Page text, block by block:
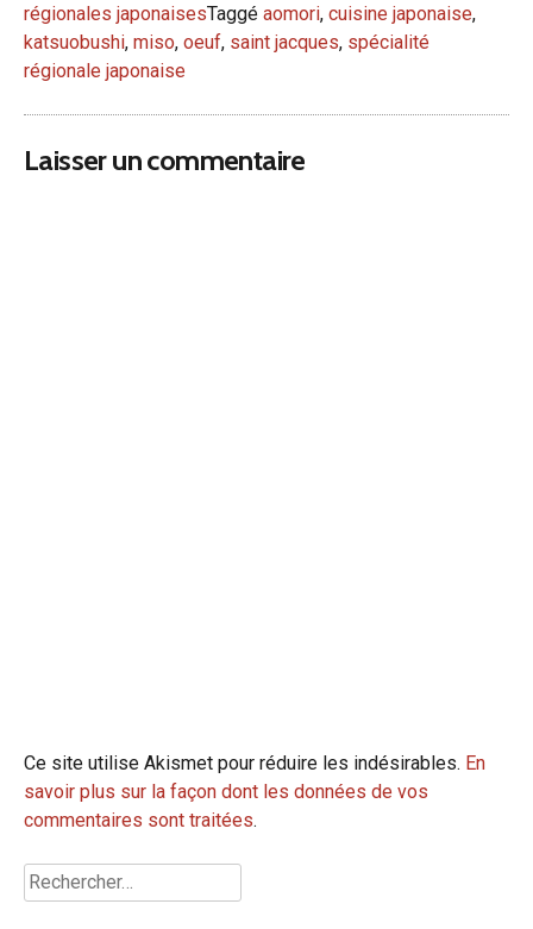
régionales japonaisesTaggé aomori, cuisine japonaise,
katsuobushi, miso, oeuf, saint jacques, spécialité
régionale japonaise
Laisser un commentaire
Ce site utilise Akismet pour réduire les indésirables. En
savoir plus sur la façon dont les données de vos
commentaires sont traitées.
Rechercher :